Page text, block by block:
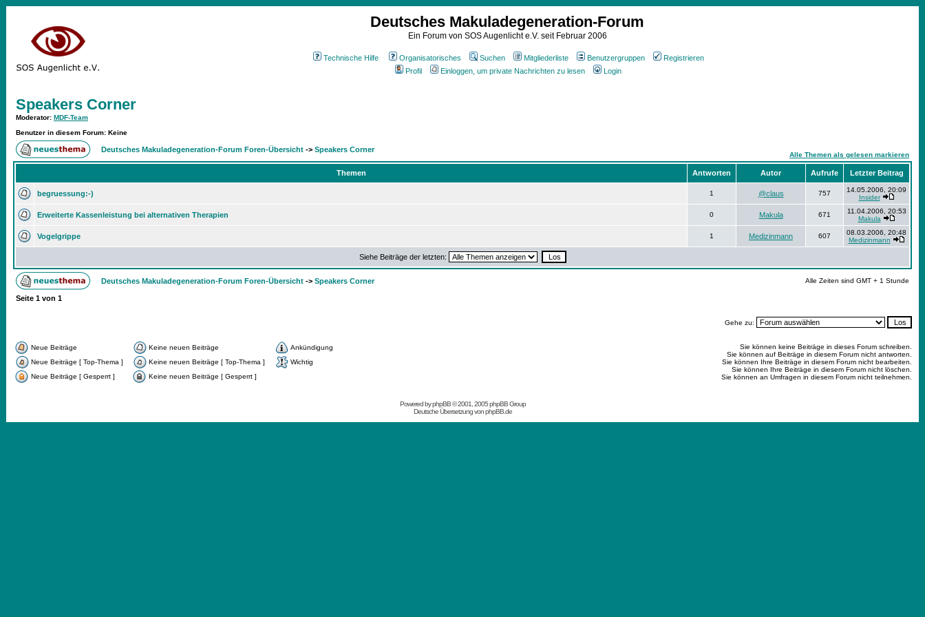
Deutsches Makuladegeneration-Forum
Ein Forum von SOS Augenlicht e.V. seit Februar 2006
Technische Hilfe Organisatorisches Suchen Mitgliederliste Benutzergruppen
Registrieren
Profil
Einloggen, um private Nachrichten zu lesen Login
Speakers Corner
Moderator: MDF-Team
Benutzer in diesem Forum: Keine
Deutsches Makuladegeneration-Forum Foren-Übersicht -> Speakers Corner
Alle Themen als gelesen markieren
Themen Antworten Autor Aufrufe Letzter Beitrag
begruessung:-) 1 @claus 757
14.05.2006, 20:09
Insider
Erweiterte Kassenleistung bei alternativen Therapien 0 Makula 671
11.04.2006, 20:53
Makula
Vogelgrippe 1 Medizinmann 607
08.03.2006, 20:48
Medizinmann
Siehe Beiträge der letzten:
Deutsches Makuladegeneration-Forum Foren-Übersicht -> Speakers Corner Alle Zeiten sind GMT + 1 Stunde
Seite 1 von 1
Gehe zu:
Neue Beiträge Keine neuen Beiträge
Ankündigung
Neue Beiträge [ Top-Thema ]
Keine neuen Beiträge [ Top-Thema ]
Wichtig
Neue Beiträge [ Gesperrt ]
Keine neuen Beiträge [ Gesperrt ]
Sie können keine Beiträge in dieses Forum schreiben.
Sie können auf Beiträge in diesem Forum nicht antworten.
Sie können Ihre Beiträge in diesem Forum nicht bearbeiten.
Sie können Ihre Beiträge in diesem Forum nicht löschen.
Sie können an Umfragen in diesem Forum nicht teilnehmen.
Powered byphpBB© 2001, 2005 phpBB Group
Deutsche Übersetzung vonphpBB.de